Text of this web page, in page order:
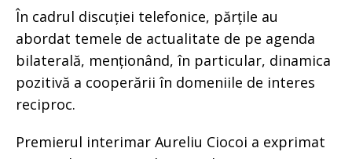
În cadrul discuției telefonice, părțile au
abordat temele de actualitate de pe agenda
bilaterală, menționând, în particular, dinamica
pozitivă a cooperării în domeniile de interes
reciproc.
Premierul interimar Aureliu Ciocoi a exprimat